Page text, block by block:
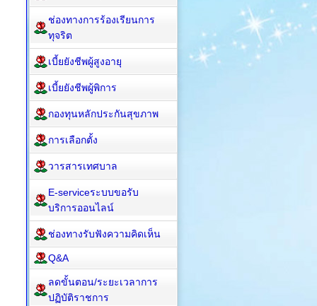
ช่องทางการร้องเรียนการ
ทุจริต
เบี้ยยังชีพผู้สูงอายุ
เบี้ยยังชีพผู้พิการ
กองทุนหลักประกันสุขภาพ
การเลือกตั้ง
วารสารเทศบาล
E-serviceระบบขอรับ
บริการออนไลน์
ช่องทางรับฟังความคิดเห็น
Q&A
ลดขั้นตอน/ระยะเวลาการ
ปฏิบัติราชการ